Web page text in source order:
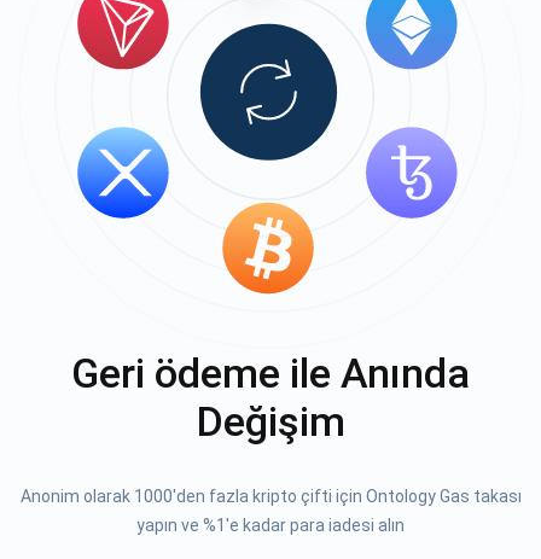
Geri ödeme ile Anında
Değişim
Anonim olarak 1000'den fazla kripto çifti için Ontology Gas takası
yapın ve %1'e kadar para iadesi alın